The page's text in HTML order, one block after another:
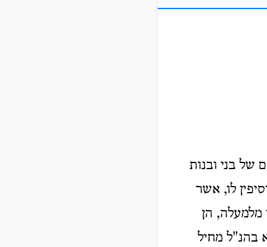
של בני ובנות
לו, אשר
מלמעלה, הן
בהנ"ל מחיל